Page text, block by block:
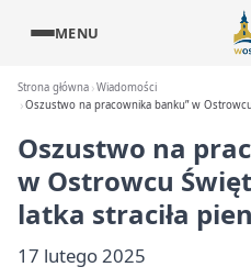
MENU
Strona główna Wiadomości
Oszustwo na pracownika banku” w
Oszustwo na
w Ostrowcu
latka straciła
17 lutego 2025